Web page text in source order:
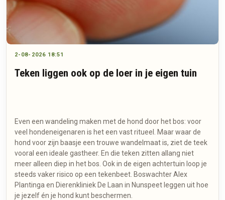
2-08-2026 18:51
Teken liggen ook op de loer in je eigen tuin
Even een wandeling maken met de hond door het bos: voor
veel hondeneigenaren is het een vast ritueel. Maar waar de
hond voor zijn baasje een trouwe wandelmaat is, ziet de teek
vooral een ideale gastheer. En die teken zitten allang niet
meer alleen diep in het bos. Ook in de eigen achtertuin loop je
steeds vaker risico op een tekenbeet. Boswachter Alex
Plantinga en Dierenkliniek De Laan in Nunspeet leggen uit hoe
je jezelf én je hond kunt beschermen.